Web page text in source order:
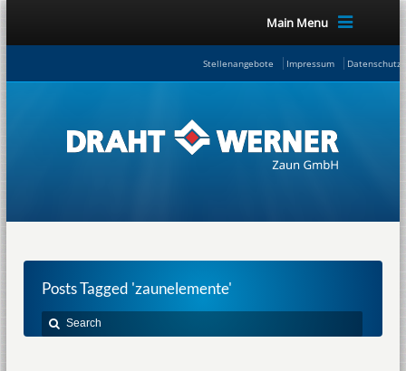
Main Menu
Stellenangebote Impressum
Posts Tagged 'zaunelemente'